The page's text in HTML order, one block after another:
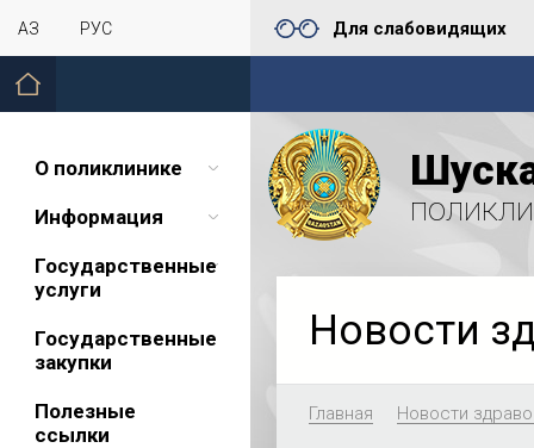
ҚАЗ РУС Для слабовидящих
О поликлинике
Информация
Государственные
услуги
Государственные
закупки
Полезные
ссылки
Новости
Главная Новости